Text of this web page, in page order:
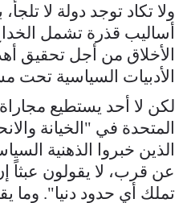
ولا تكاد توجد دولة لا
أساليب قذرة تشمل
الأخلاق من أجل تحقيق
الأدبيات السياسية تحت
لكن لا أحد يستطيع
المتحدة في "الخيانة
الذين خبروا الذهنية
عن قرب، لا يقولون عبثاً
تملك أي حدود دنيا". وما